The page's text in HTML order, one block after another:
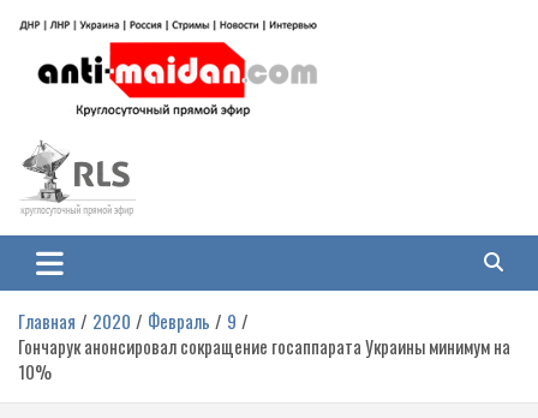
содержимому
Антимайдан: Гражданская война
на Украине
гражданской войне на Украине, включая события в Новороссии, ДНР,
ЛНР и других регионах.
Главная 2020 Февраль
9
Гончарук анонсировал сокращение госаппарата Украины минимум на
10%